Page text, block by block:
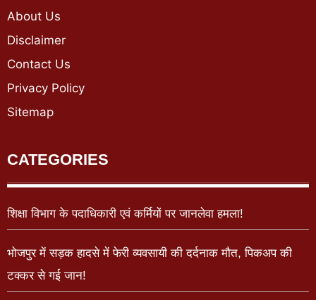
About Us
Disclaimer
Contact Us
Privacy Policy
Sitemap
CATEGORIES
शिक्षा विभाग के पदाधिकारी एवं कर्मियों पर जानलेवा हमला!
भोजपुर में सड़क हादसे में फेरी व्यवसायी की दर्दनाक मौत, पिकअप की
टक्कर से गई जान!